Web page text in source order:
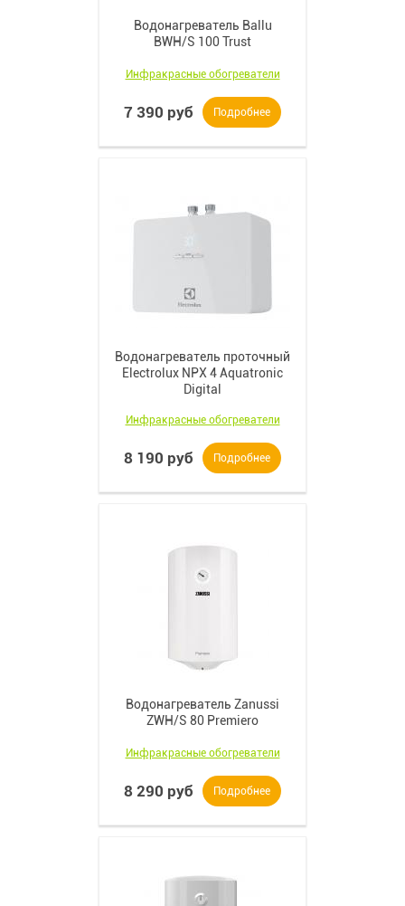
Водонагреватель Ballu
BWH/S 100 Trust
Инфракрасные обогреватели
7 390 руб Подробнее
Водонагреватель проточный
Electrolux NPX 4 Aquatronic
Digital
Инфракрасные обогреватели
8 190 руб Подробнее
Водонагреватель Zanussi
ZWH/S 80 Premiero
Инфракрасные обогреватели
8 290 руб Подробнее